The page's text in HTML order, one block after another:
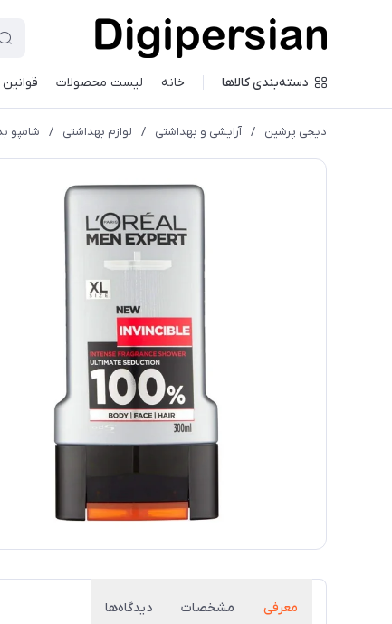
دسته‌بندی کالاها خانه لیست محصولات
دیجی پرشین / آرایشی و بهداشتی / لوازم بهداشتی / شامپو
معرفی مشخصات دیدگاه‌ها